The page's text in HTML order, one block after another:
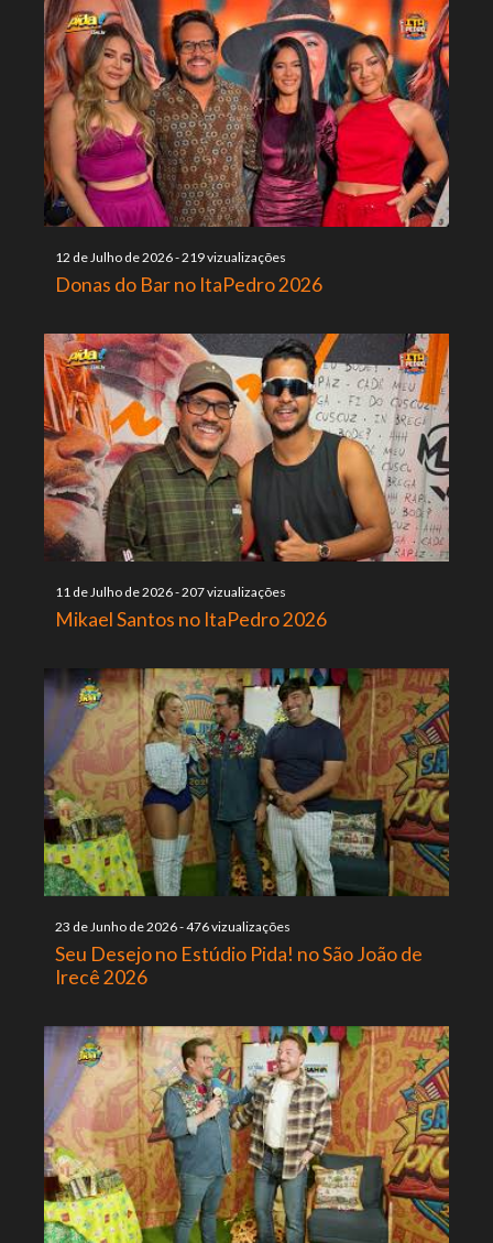
12 de Julho de 2026-219 vizualizações
Donas do Bar no ItaPedro 2026
11 de Julho de 2026-207 vizualizações
Mikael Santos no ItaPedro 2026
23 de Junho de 2026-476 vizualizações
Seu Desejo no Estúdio Pida! no São João de
Irecê 2026